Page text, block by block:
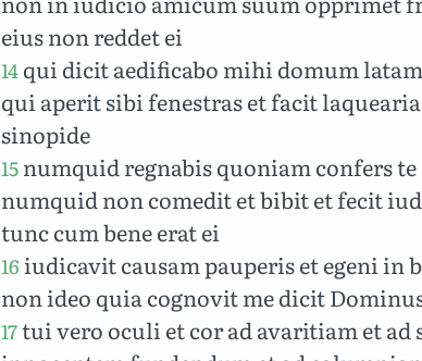
eius non reddet ei
14qui dicit aedificabo mihi domum
qui aperit sibi fenestras et facit
sinopide
15numquid regnabis quoniam confers
numquid non comedit et bibit et fecit
tunc cum bene erat ei
16iudicavit causam pauperis et egeni in
non ideo quia cognovit me dicit
17tui vero oculi et cor ad avaritiam et ad